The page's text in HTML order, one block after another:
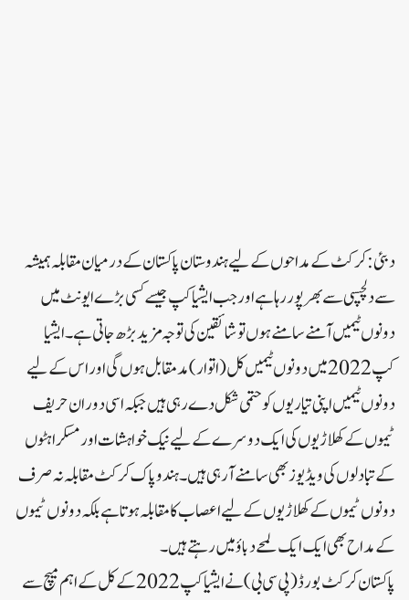
دبئی:کرکٹ کے مداحوں کے لیےہندوستان پاکستان کے درمیان مقابلہ ہمیشہ
سے دلچسپی سے بھرپور رہا ہے اور جب ایشیا کپ جیسے کسی بڑے ایونٹ میں
دونوں ٹیمیں آمنے سامنے ہوں تو شائقین کی توجہ مزید بڑھ جاتی ہے۔ایشیا
کپ 2022 میں دونوں ٹیمیں کل (اتوار) مدمقابل ہوں گی اور اس کے لیے
دونوں ٹیمیں اپنی تیاریوں کو حتمی شکل دے رہی ہیں جبکہ اسی دوران حریف
ٹیموں کے کھلاڑیوں کی ایک دوسرے کے لیے نیک خواہشات اور مسکراہٹوں
کے تبادلوں کی ویڈیوز بھی سامنے آرہی ہیں۔ہند و پاک کرکٹ مقابلہ نہ صرف
دونوں ٹیموں کے کھلاڑیوں کے لیے اعصاب کا مقابلہ ہوتا ہے بلکہ دونوں ٹیموں
کے مداح بھی ایک ایک لمحے دباؤ میں رہتے ہیں۔
پاکستان کرکٹ بورڈ (پی سی بی) نے ایشیا کپ 2022 کے کل کے اہم میچ سے